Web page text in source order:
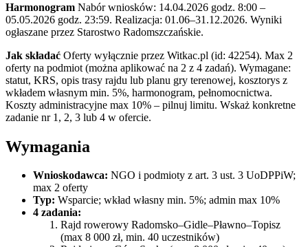
Harmonogram Nabór wniosków: 14.04.2026 godz. 8:00 –
05.05.2026 godz. 23:59. Realizacja: 01.06–31.12.2026. Wyniki
ogłaszane przez Starostwo Radomszczańskie.
Jak składać Oferty wyłącznie przez Witkac.pl (id: 42254). Max 2
oferty na podmiot (można aplikować na 2 z 4 zadań). Wymagane:
statut, KRS, opis trasy rajdu lub planu gry terenowej, kosztorys z
wkładem własnym min. 5%, harmonogram, pełnomocnictwa.
Koszty administracyjne max 10% – pilnuj limitu. Wskaż konkretne
zadanie nr 1, 2, 3 lub 4 w ofercie.
Wymagania
Wnioskodawca: NGO i podmioty z art. 3 ust. 3 UoDPPiW;
max 2 oferty
Typ: Wsparcie; wkład własny min. 5%; admin max 10%
4 zadania:
Rajd rowerowy Radomsko–Gidle–Pławno–Topisz
(max 8 000 zł, min. 40 uczestników)